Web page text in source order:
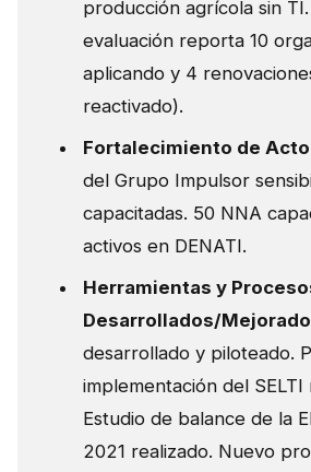
producción agrícola sin
evaluación reporta 10
aplicando y 4
reactivado).
Fortalecimiento de
del Grupo Impulsor
capacitadas. 50 NNA
activos en DENATI.
Herramientas y
Desarrollados/
desarrollado y piloteado.
implementación del SELTI
Estudio de balance de la
2021 realizado. Nuevo